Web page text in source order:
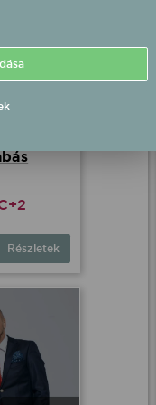
Részletek